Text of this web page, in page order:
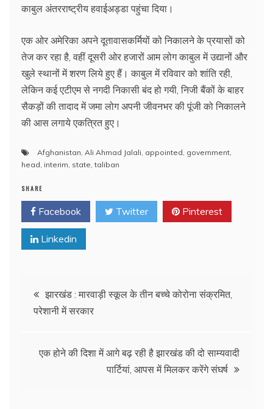
काबुल अंतरराष्ट्रीय हवाईअड्डा पहुंचा दिया।
एक ओर अमेरिका अपने दूतावासकर्मियों को निकालने के प्रयासों को
तेज कर रहा है, वहीं दूसरी ओर हजारों आम लोग काबुल में उद्यानों और
खुले स्थानों में शरण लिये हुए हैं। काबुल में रविवार को शांति रही,
लेकिन कई एटीएम से नगदी निकासी बंद हो गयी, निजी बैंकों के बाहर
सैकड़ों की तादाद में जमा लोग अपनी जीवनभर की पूंजी को निकालने
की आस लगाये एकत्रित हुए।
Afghanistan Ali Ahmad Jalali appointed government
head interim state ,taliban
SHARE
Facebook Twitter Pinterest
Linkedin
Post
navigation
झारखंड : मारवाड़ी स्कूल के तीन बच्चे कोरोना संक्रमित,
परेशानी में सरकार
एक होने की दिशा में आगे बढ़ रही है झारखंड की दो साम्यवादी
पार्टियां, आपस में मिलकर करेंगे संघर्ष